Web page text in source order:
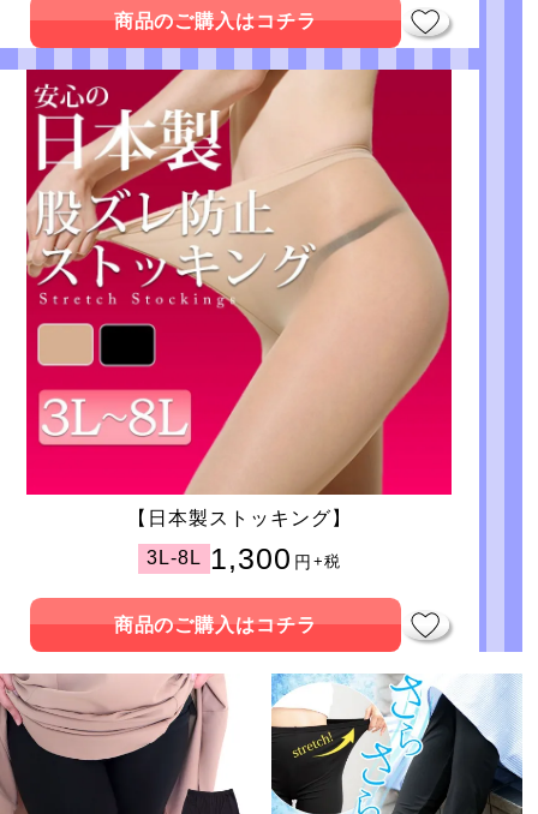
商品のご購入はコチラ
【日本製ストッキング】
3L-8L 1,300 円 +税
商品のご購入はコチラ